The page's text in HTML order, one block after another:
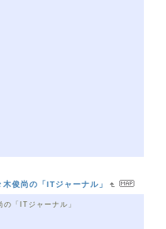
木俊尚の「ITジャーナル」
「ITジャーナル」